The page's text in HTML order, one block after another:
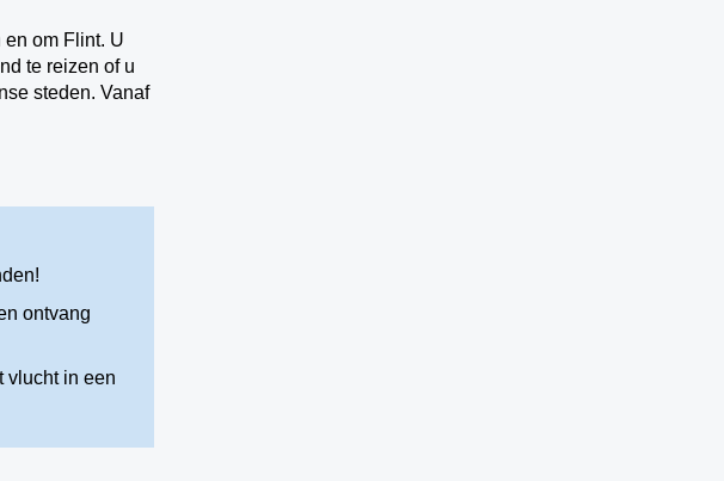
om Flint. U
te reizen of u
steden. Vanaf
ontvang
vlucht in een